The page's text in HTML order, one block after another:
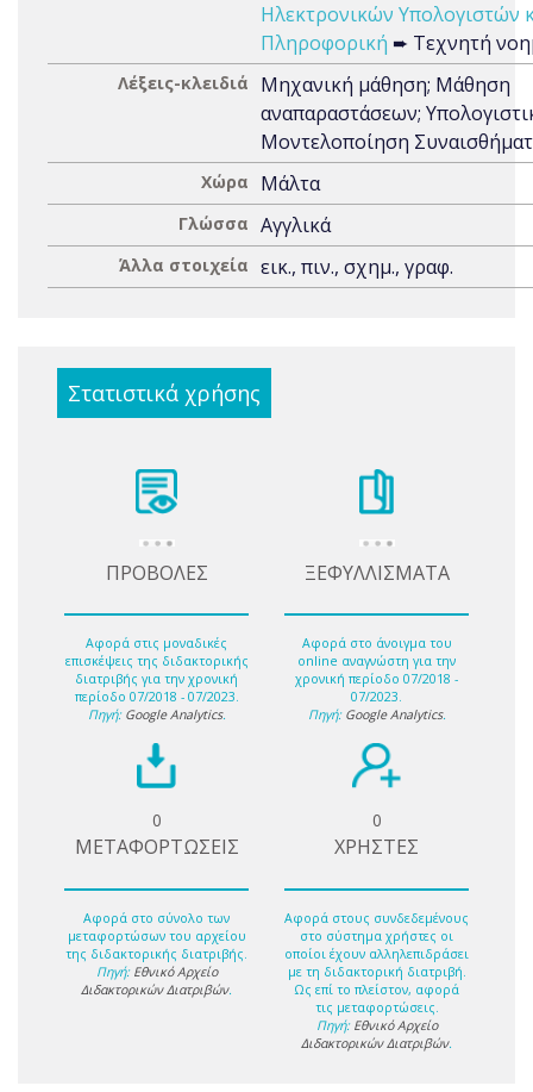
Ηλεκτρονικών Υπολογιστών
Πληροφορική ➨ Τεχνητή
Λέξεις-κλειδιά
Μηχανική μάθηση; Μάθηση
αναπαραστάσεων;
Μοντελοποίηση
Χώρα Μάλτα
Γλώσσα Αγγλικά
Άλλα στοιχεία εικ., πιν., σχημ., γραφ.
Στατιστικά χρήσης
ΠΡΟΒΟΛΕΣ
Αφορά στις μοναδικές
επισκέψεις της διδακτορικής
διατριβής για την χρονική
περίοδο 07/2018 - 07/2023.
Πηγή: Google Analytics.
ΞΕΦΥΛΛΙΣΜΑΤΑ
Αφορά στο άνοιγμα του
online αναγνώστη για την
χρονική περίοδο 07/2018 -
07/2023.
Πηγή: Google Analytics.
0
ΜΕΤΑΦΟΡΤΩΣΕΙΣ
Αφορά στο σύνολο των
μεταφορτώσων του αρχείου
της διδακτορικής διατριβής.
Πηγή: Εθνικό Αρχείο
Διδακτορικών Διατριβών.
0
ΧΡΗΣΤΕΣ
Αφορά στους συνδεδεμένους
στο σύστημα χρήστες οι
οποίοι έχουν αλληλεπιδράσει
με τη διδακτορική διατριβή.
Ως επί το πλείστον, αφορά
τις μεταφορτώσεις.
Πηγή: Εθνικό Αρχείο
Διδακτορικών Διατριβών.